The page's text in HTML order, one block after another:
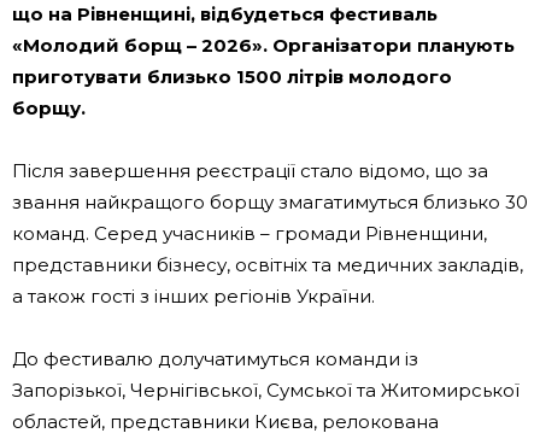
що на Рівненщині, відбудеться фестиваль
«Молодий борщ – 2026». Організатори планують
приготувати близько 1500 літрів молодого
борщу.
Після завершення реєстрації стало відомо, що за
звання найкращого борщу змагатимуться близько 30
команд. Серед учасників – громади Рівненщини,
представники бізнесу, освітніх та медичних закладів,
а також гості з інших регіонів України.
До фестивалю долучатимуться команди із
Запорізької, Чернігівської, Сумської та Житомирської
областей, представники Києва, релокована